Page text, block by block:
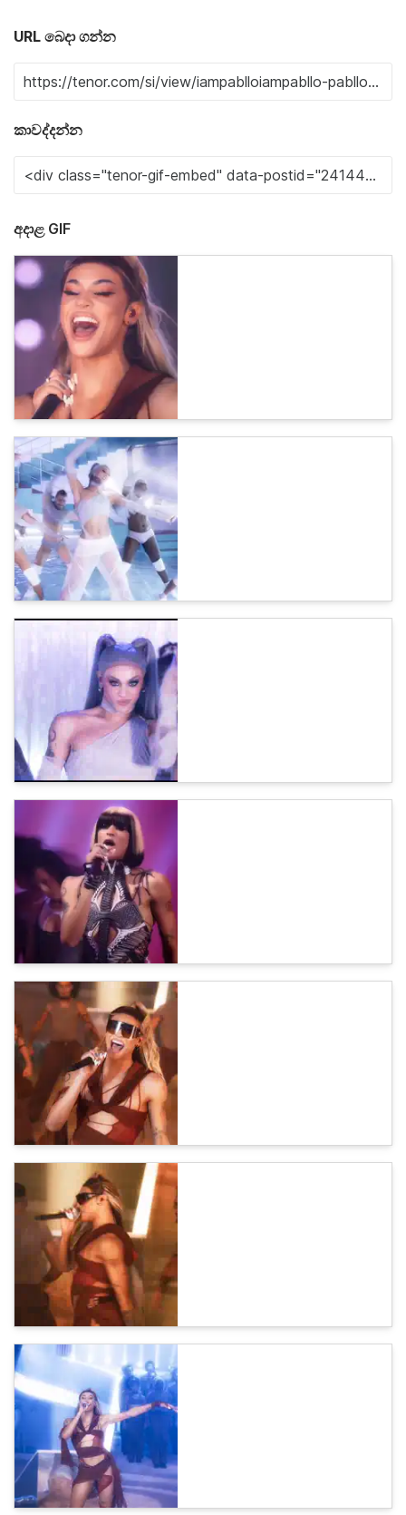
URL බෙදා ගන්න
කාවද්දන්න
අදාළ GIF